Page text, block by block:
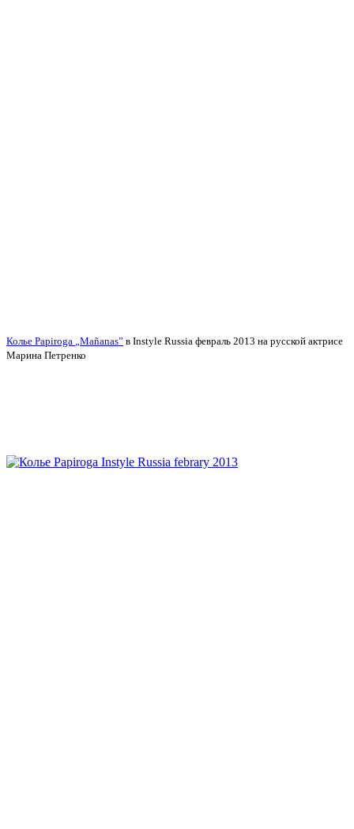
Колье Papiroga „Mañanas” в Instyle Russia февраль 2013 на русской актрисе
Марина Петренко